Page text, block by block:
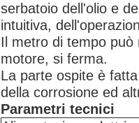
serbatoio dell'olio e
intuitiva,
Il metro di tempo può
motore, si ferma.
La parte ospite è
della corrosione ed
Parametri tecnici